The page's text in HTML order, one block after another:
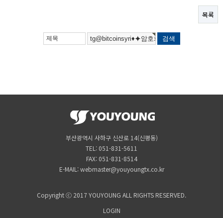
목록
부산광역시 사하구 신산로 14(신평동)
TEL: 051-831-5611
FAX: 051-831-8514
E-MAIL: webmaster@youyoungtx.co.kr
Copyright ⓒ 2017 YOUYOUNG ALL RIGHTS RESERVED.
LOGIN